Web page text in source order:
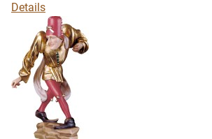
Details